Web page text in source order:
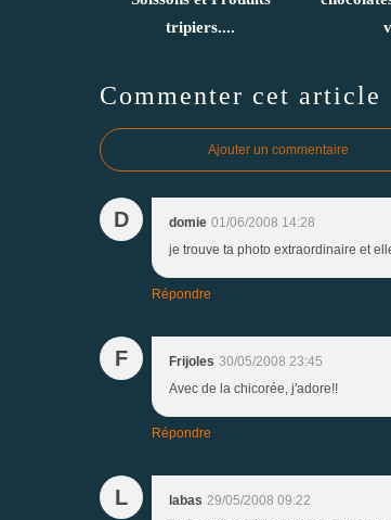
tripiers....
Commenter cet article
Ajouter un commentaire
D domie 01/06/2008 14:28
je trouve ta photo extraordinaire et
Répondre
F Frijoles 30/05/2008 23:45
Avec de la chicorée, j'adore!!
Répondre
L labas 29/05/2008 09:22